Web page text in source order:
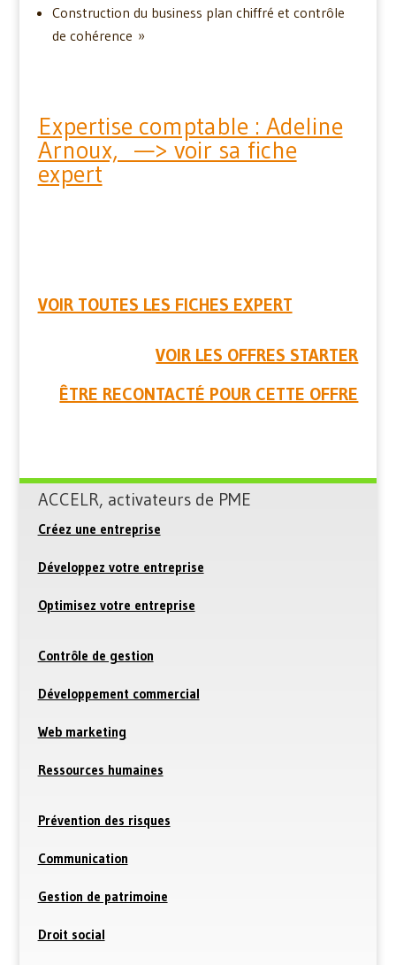
Construction du business plan chiffré et contrôle
de cohérence »
Expertise comptable : Adeline
Arnoux, —> voir sa fiche
expert
VOIR TOUTES LES FICHES EXPERT
VOIR LES OFFRES STARTER
ÊTRE RECONTACTÉ POUR CETTE OFFRE
ACCELR, activateurs de PME
Créez une entreprise
Développez votre entreprise
Optimisez votre entreprise
Contrôle de gestion
Développement commercial
Web marketing
Ressources humaines
Prévention des risques
Communication
Gestion de patrimoine
Droit social